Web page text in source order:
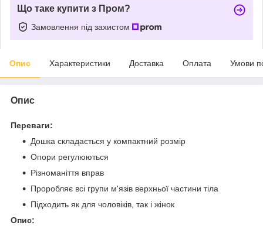
Що таке купити з Пром?
Замовлення під захистом
Опис Характеристики Доставка Оплата Умови
Опис
Переваги:
Дошка складається у компактний розмір
Опори регулюються
Різноманіття вправ
Проробляє всі групи м'язів верхньої частини тіла
Підходить як для чоловіків, так і жінок
Опис: